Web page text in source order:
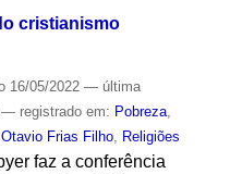
cristianismo
16/05/2022 — última
— registrado em: Pobreza,
Frias Filho, Religiões
faz a conferência